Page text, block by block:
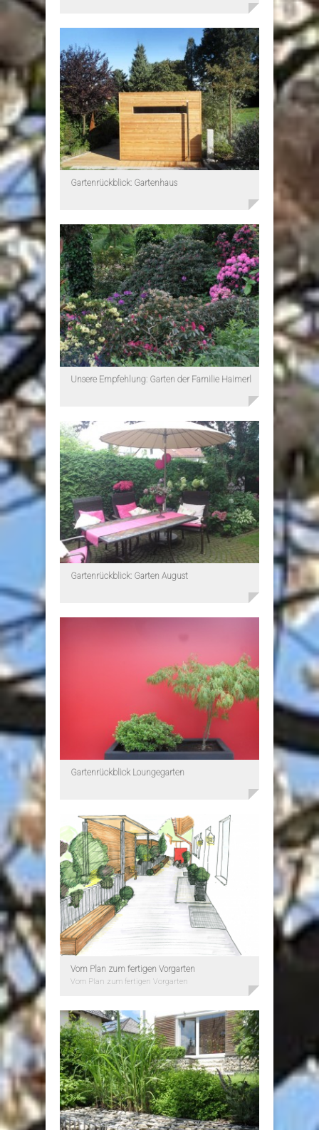
Gartenrückblick: Gartenhaus
Unsere Empfehlung: Garten der Familie Haimerl
Gartenrückblick: Garten August
Gartenrückblick Loungegarten
Vom Plan zum fertigen Vorgarten
Vom Plan zum fertigen Vorgarten